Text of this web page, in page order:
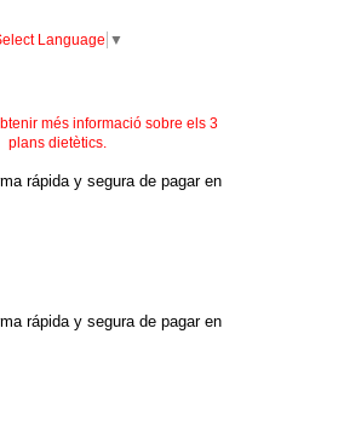
Language ▼
més informació sobre els 3
plans dietètics.